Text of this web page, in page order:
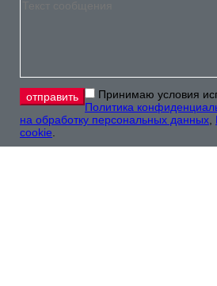
Принимаю условия
Политика
на обработку персональных данных,
cookie.